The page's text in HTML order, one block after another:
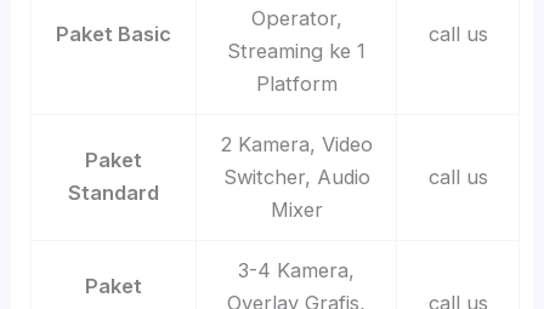
Paket Basic
Operator,
Streaming ke 1
Platform
call us
Paket
Standard
2 Kamera, Video
Switcher, Audio
Mixer
call us
Paket
3-4 Kamera,
Overlay Grafis,
call us